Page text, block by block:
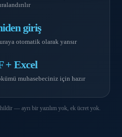
giriş
otomatik olarak yansır
+ Excel
muhasebeciniz için hazır
— ayrı bir yazılım yok, ek ücret yok.